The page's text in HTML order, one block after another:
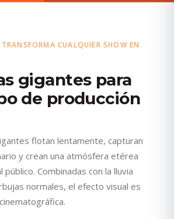
CUALQUIER SHOW EN
gigantes para
de producción
flotan lentamente, capturan
y crean una atmósfera etérea
público. Combinadas con la lluvia
normales, el efecto visual es